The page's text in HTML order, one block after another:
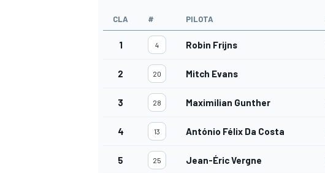
MONOMARCA
CLA # PILOTA
1 4 Robin Frijns
2 20 Mitch Evans
3 28 Maximilian Gunther
4 13 António Félix Da Costa
5 25 Jean-Éric Vergne